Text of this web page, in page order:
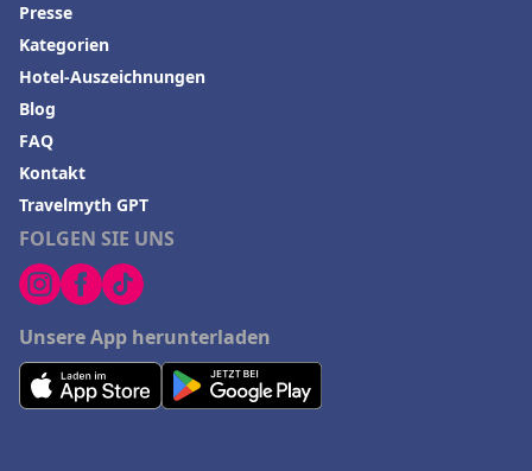
FOLGEN SIE UNS
Unsere App herunterladen
Presse
Kategorien
Hotel-Auszeichnungen
Blog
FAQ
Kontakt
Travelmyth GPT